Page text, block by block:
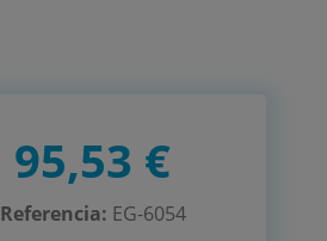
95,53 €
Referencia: EG-6054